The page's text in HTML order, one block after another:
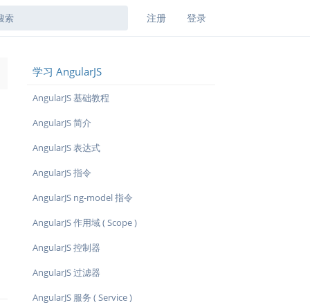
注册 登录
学习 AngularJS
AngularJS 基础教程
AngularJS 简介
AngularJS 表达式
AngularJS 指令
AngularJS ng-model 指令
AngularJS 作用域 ( Scope )
AngularJS 控制器
AngularJS 过滤器
AngularJS 服务 ( Service )